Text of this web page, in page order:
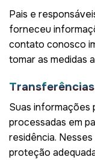
Pais e
forneceu
contato conosco
tomar as medidas
Suas informações
processadas em
residência.
proteção